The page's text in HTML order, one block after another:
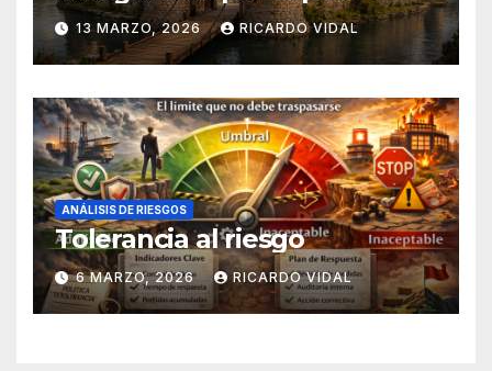
13 MARZO, 2026 RICARDO VIDAL
ANÁLISIS DE RIESGOS
Tolerancia al riesgo
6 MARZO, 2026 RICARDO VIDAL